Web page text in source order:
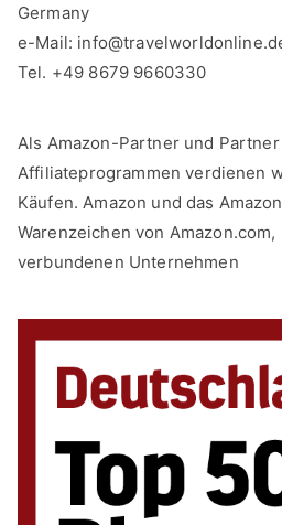
Germany
e-Mail:
Tel. +49 8679 9660330
Als Amazon-Partner und Partner
Affiliateprogrammen verdienen
Käufen. Amazon und das
Warenzeichen von
verbundenen Unternehmen